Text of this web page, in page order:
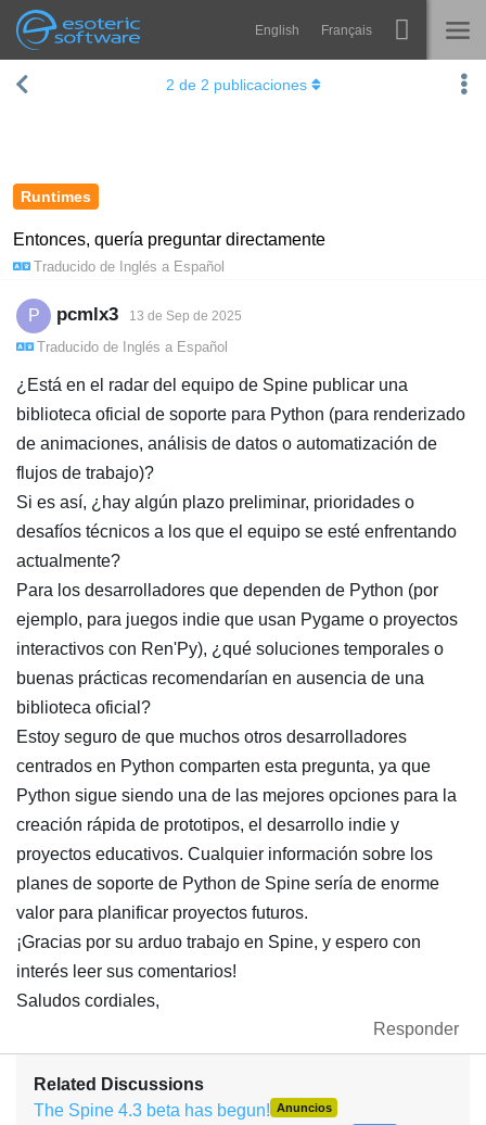
Esoteric Software
Navigation English Français
INICIO Spine
Aprender
P+F
Probar ahora
Comprar
Runtimes
Entonces, quería preguntar directamente
Traducido de Inglés a Español
2 de 2 publicaciones
P pcmlx3 13 de Sep de 2025
Traducido de Inglés a Español
¿Está en el radar del equipo de Spine publicar una
biblioteca oficial de soporte para Python (para renderizado
de animaciones, análisis de datos o automatización de
flujos de trabajo)?
Si es así, ¿hay algún plazo preliminar, prioridades o
desafíos técnicos a los que el equipo se esté enfrentando
actualmente?
Para los desarrolladores que dependen de Python (por
ejemplo, para juegos indie que usan Pygame o proyectos
interactivos con Ren'Py), ¿qué soluciones temporales o
buenas prácticas recomendarían en ausencia de una
biblioteca oficial?
Estoy seguro de que muchos otros desarrolladores
centrados en Python comparten esta pregunta, ya que
Python sigue siendo una de las mejores opciones para la
creación rápida de prototipos, el desarrollo indie y
proyectos educativos. Cualquier información sobre los
planes de soporte de Python de Spine sería de enorme
valor para planificar proyectos futuros.
¡Gracias por su arduo trabajo en Spine, y espero con
interés leer sus comentarios!
Saludos cordiales,
Responder
Related Discussions
The Spine 4.3 beta has begun! Anuncios